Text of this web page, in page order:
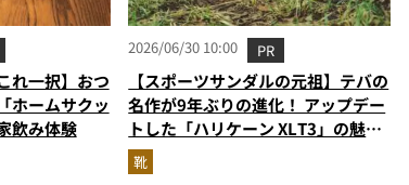
れ一択】おつ
ホームサクッ
飲み体験
2026/06/30 10:00 PR
【スポーツサンダルの元祖】テバの
名作が9年ぶりの進化！ アップデー
トした「ハリケーン XLT3」の魅力
を識者があらゆる角度から徹底解
説！
靴